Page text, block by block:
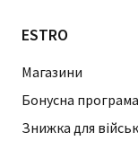
ESTRO
Магазини
Бонусна програма
Знижка для